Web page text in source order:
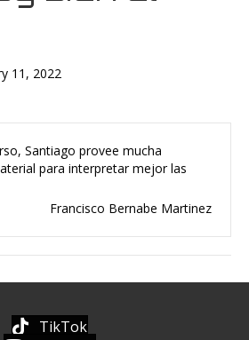
11, 2022
Santiago provee mucha
para interpretar mejor las
Francisco Bernabe Martinez
TikTok